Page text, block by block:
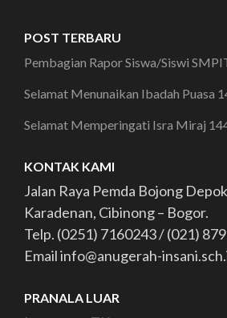
POST TERBARU
Pembagian Rapor Siswa/Siswi
Selamat Menunaikan Ibadah Puasa
Selamat Memperingati Isra Miraj
KONTAK KAMI
Jalan Raya Pemda Bojong
Karadenan, Cibinong – Bogor.
Telp. (0251) 7160243 / (021)
Email info@anugerah-
PRANALA LUAR